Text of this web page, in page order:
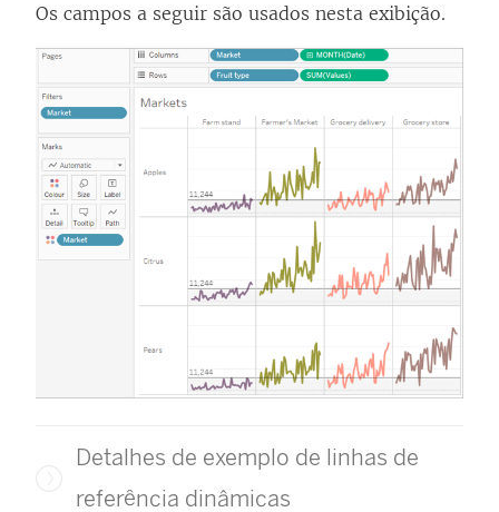
Os campos a seguir são usados nesta exibição.
Detalhes de exemplo de linhas de
referência dinâmicas